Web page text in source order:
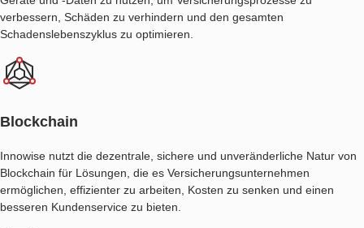
verbessern, Schäden zu verhindern und den gesamten
Schadenslebenszyklus zu optimieren.
Blockchain
Innowise nutzt die dezentrale, sichere und unveränderliche Natur von
Blockchain für Lösungen, die es Versicherungsunternehmen
ermöglichen, effizienter zu arbeiten, Kosten zu senken und einen
besseren Kundenservice zu bieten.